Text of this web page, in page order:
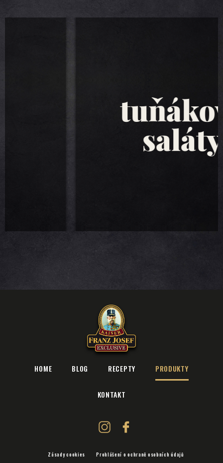
tuňákové
saláty
HOME BLOG RECEPTY PRODUKTY
KONTAKT
Zásady cookies Prohlášení o ochraně osobních údajů